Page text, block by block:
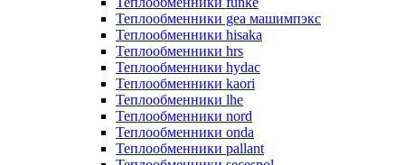
Теплообменники gea машимпэкс
Теплообменники hisaka
Теплообменники hrs
Теплообменники hydac
Теплообменники kaori
Теплообменники lhe
Теплообменники nord
Теплообменники onda
Теплообменники pallant